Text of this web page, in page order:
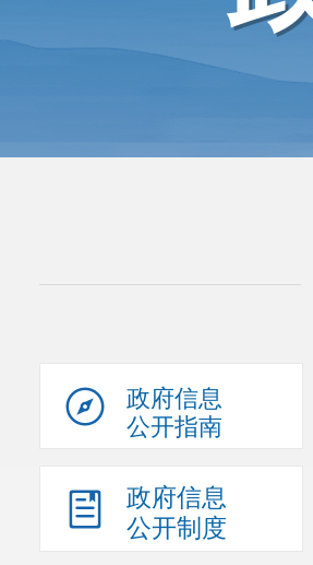
政府信息
公开指南
政府信息
公开制度